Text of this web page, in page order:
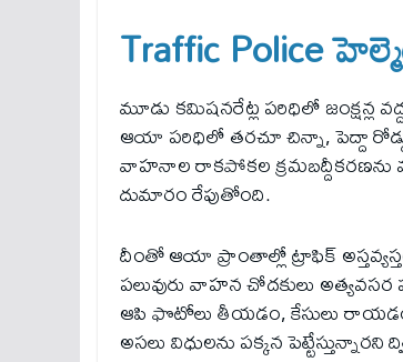
Traffic Police
మూడు కమిషనరేట్ల పరిధిలో జంక్షన్ల
ఆయా పరిధిలో తరచూ చిన్నా, పెద్దా
వాహనాల రాకపోకల
దుమారం రేపుతోంది.
దీంతో ఆయా ప్రాంతాల్లో ట్రాఫిక్‌
పలువురు వాహన చోదకులు
ఆపి ఫొటోలు తీయడం, కేసులు
అసలు విధులను పక్కన